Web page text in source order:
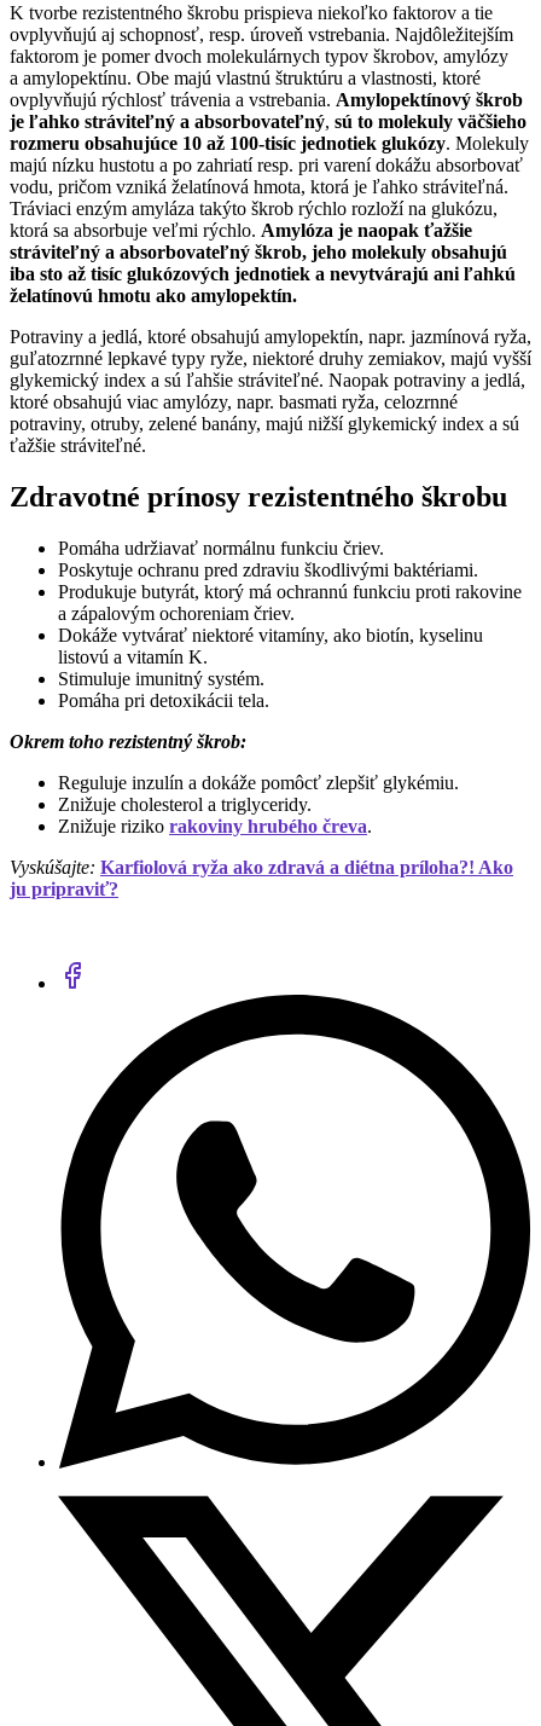
K tvorbe rezistentného škrobu prispieva niekoľko faktorov a tie
ovplyvňujú aj schopnosť, resp. úroveň vstrebania. Najdôležitejším
faktorom je pomer dvoch molekulárnych typov škrobov, amylózy
a amylopektínu. Obe majú vlastnú štruktúru a vlastnosti, ktoré
ovplyvňujú rýchlosť trávenia a vstrebania. Amylopektínový škrob
je ľahko stráviteľný a absorbovateľný, sú to molekuly väčšieho
rozmeru obsahujúce 10 až 100-tisíc jednotiek glukózy. Molekuly
majú nízku hustotu a po zahriatí resp. pri varení dokážu absorbovať
vodu, pričom vzniká želatínová hmota, ktorá je ľahko stráviteľná.
Tráviaci enzým amyláza takýto škrob rýchlo rozloží na glukózu,
ktorá sa absorbuje veľmi rýchlo. Amylóza je naopak ťažšie
stráviteľný a absorbovateľný škrob, jeho molekuly obsahujú
iba sto až tisíc glukózových jednotiek a nevytvárajú ani ľahkú
želatínovú hmotu ako amylopektín.
Potraviny a jedlá, ktoré obsahujú amylopektín, napr. jazmínová ryža,
guľatozrnné lepkavé typy ryže, niektoré druhy zemiakov, majú vyšší
glykemický index a sú ľahšie stráviteľné. Naopak potraviny a jedlá,
ktoré obsahujú viac amylózy, napr. basmati ryža, celozrnné
potraviny, otruby, zelené banány, majú nižší glykemický index a sú
ťažšie stráviteľné.
Zdravotné prínosy rezistentného škrobu
Pomáha udržiavať normálnu funkciu čriev.
Poskytuje ochranu pred zdraviu škodlivými baktériami.
Produkuje butyrát, ktorý má ochrannú funkciu proti rakovine
a zápalovým ochoreniam čriev.
Dokáže vytvárať niektoré vitamíny, ako biotín, kyselinu
listovú a vitamín K.
Stimuluje imunitný systém.
Pomáha pri detoxikácii tela.
Okrem toho rezistentný škrob:
Reguluje inzulín a dokáže pomôcť zlepšiť glykémiu.
Znižuje cholesterol a triglyceridy.
Znižuje riziko rakoviny hrubého čreva.
Vyskúšajte: Karfiolová ryža ako zdravá a diétna príloha?! Ako
ju pripraviť?